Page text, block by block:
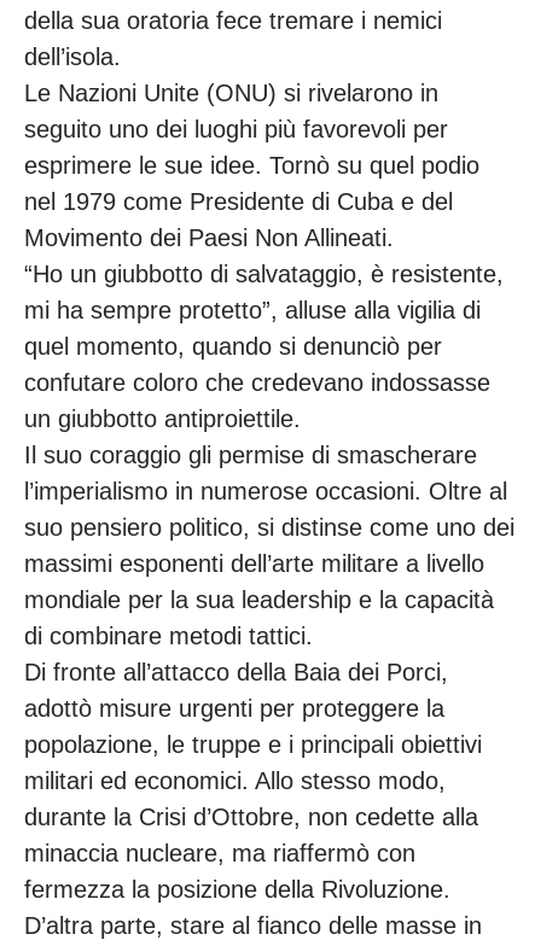
della sua oratoria fece tremare i nemici
dell’isola.
Le Nazioni Unite (ONU) si rivelarono in
seguito uno dei luoghi più favorevoli per
esprimere le sue idee. Tornò su quel podio
nel 1979 come Presidente di Cuba e del
Movimento dei Paesi Non Allineati.
“Ho un giubbotto di salvataggio, è resistente,
mi ha sempre protetto”, alluse alla vigilia di
quel momento, quando si denunciò per
confutare coloro che credevano indossasse
un giubbotto antiproiettile.
Il suo coraggio gli permise di smascherare
l’imperialismo in numerose occasioni. Oltre al
suo pensiero politico, si distinse come uno dei
massimi esponenti dell’arte militare a livello
mondiale per la sua leadership e la capacità
di combinare metodi tattici.
Di fronte all’attacco della Baia dei Porci,
adottò misure urgenti per proteggere la
popolazione, le truppe e i principali obiettivi
militari ed economici. Allo stesso modo,
durante la Crisi d’Ottobre, non cedette alla
minaccia nucleare, ma riaffermò con
fermezza la posizione della Rivoluzione.
D’altra parte, stare al fianco delle masse in